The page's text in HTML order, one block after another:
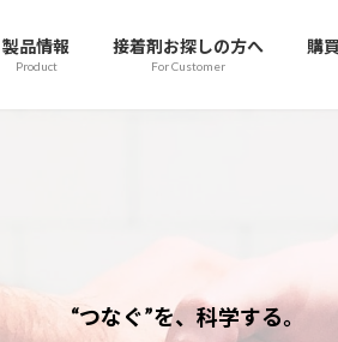
製品情報
Product
接着剤お探しの方へ
For Customer
購
“つなぐ”を、科学する。